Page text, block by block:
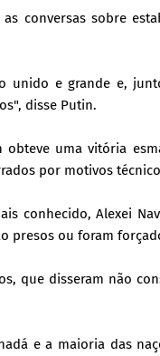
conversas sobre
unido e grande e,
disse Putin.
obteve uma vitória
por motivos
conhecido, Alexei
presos ou foram
que disseram não
e a maioria das